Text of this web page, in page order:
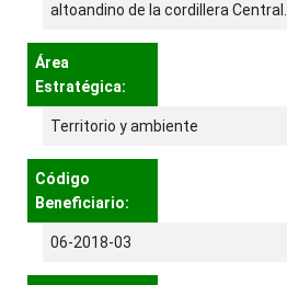
altoandino de la cordillera Central.
Área
Estratégica:
Territorio y ambiente
Código
Beneficiario:
06-2018-03